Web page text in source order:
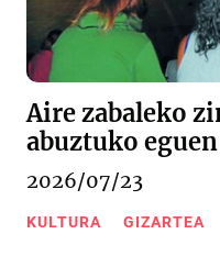
Aire zabaleko
abuztuko
2026/07/23
KULTURA GIZARTEA